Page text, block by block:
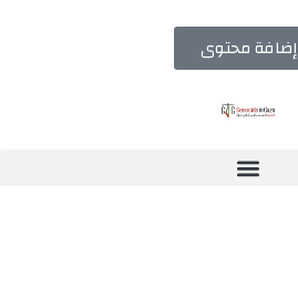
إضافة محتوى